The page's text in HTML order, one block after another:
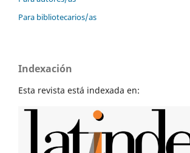
Para bibliotecarios/as
Indexación
Esta revista está indexada en: